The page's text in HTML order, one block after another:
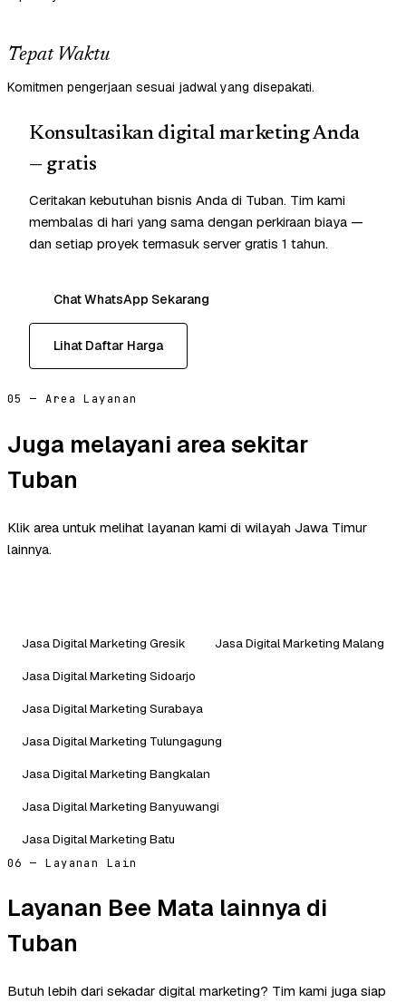
Tepat Waktu
Komitmen pengerjaan sesuai jadwal yang disepakati.
Konsultasikan digital marketing Anda
— gratis
Ceritakan kebutuhan bisnis Anda di Tuban. Tim kami
membalas di hari yang sama dengan perkiraan biaya —
dan setiap proyek termasuk server gratis 1 tahun.
Chat WhatsApp Sekarang
Lihat Daftar Harga
05 — Area Layanan
Juga melayani area sekitar
Tuban
Klik area untuk melihat layanan kami di wilayah Jawa Timur
lainnya.
Jasa Digital Marketing Gresik
Jasa Digital Marketing Malang
Jasa Digital Marketing Sidoarjo
Jasa Digital Marketing Surabaya
Jasa Digital Marketing Tulungagung
Jasa Digital Marketing Bangkalan
Jasa Digital Marketing Banyuwangi
Jasa Digital Marketing Batu
06 — Layanan Lain
Layanan Bee Mata lainnya di
Tuban
Butuh lebih dari sekadar digital marketing? Tim kami juga siap